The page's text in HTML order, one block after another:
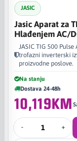
JASIC
Jasic Aparat za
Hlađenjem AC/
JASIC TIG 500
trofazni inverterski
proizvodne poslove.
Na stanju
Dostava 24-48h
10,119KM
- +